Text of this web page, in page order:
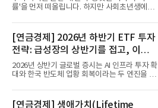
률'을 먼저 떠올립니다. 하지만 사회초년생에게
[연금경제] 2026년 하반기 ETF 투자
전략: 급성장의 상반기를 접고, 이제
'실적'이 가르는 하반기를 맞다
2026년 상반기 글로벌 증시는 AI 인프라 투자 확
대와 한국 반도체 업황 회복이라는 두 엔진을 달
[연금경제] 생애가치(Lifetime